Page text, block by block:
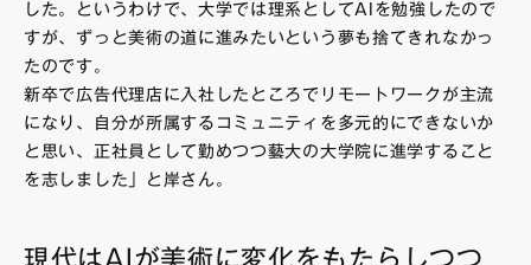
した。というわけで、大学では理系としてAIを勉強したので
すが、ずっと美術の道に進みたいという夢も捨てきれなかっ
たのです。
新卒で広告代理店に入社したところでリモートワークが主流
になり、自分が所属するコミュニティを多元的にできないか
と思い、正社員として勤めつつ藝大の大学院に進学すること
を志しました」と岸さん。
現代はAIが美術に変化をもたらしつつ